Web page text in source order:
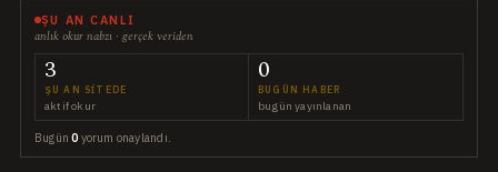
ŞU AN CANLI
anlık okur nabzı · gerçek veriden
3
ŞU AN SITEDE
aktif okur
0
BUGÜN HABER
bugün yayınlanan
Bugün0 yorum onaylandı.